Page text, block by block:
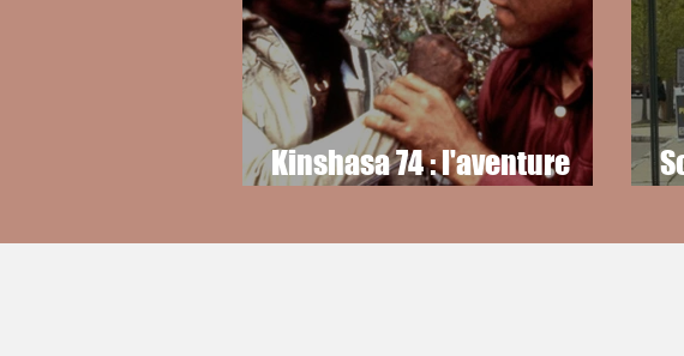
Kinshasa 74 : l'aventure
du siècle